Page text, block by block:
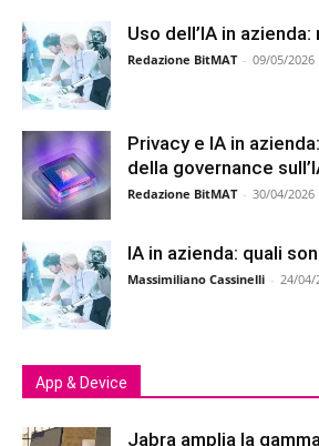
Uso dell’IA in
Redazione BitMAT - 09/05/2026
Privacy e IA in
della governance
Redazione BitMAT - 30/04/2026
IA in azienda: quali
Massimiliano Cassinelli - 24/04/
App & Device
Jabra amplia la